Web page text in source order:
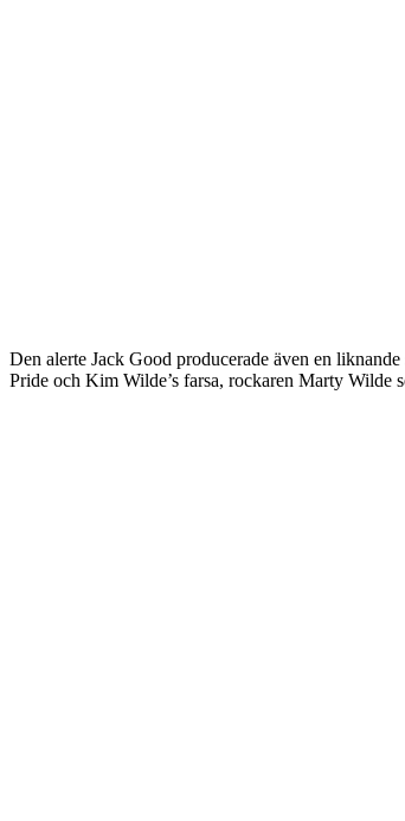
Den alerte Jack Good producerade även en
Pride och Kim Wilde’s farsa, rockaren Marty Wilde